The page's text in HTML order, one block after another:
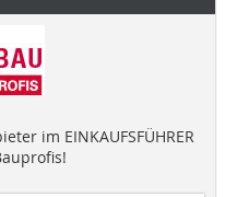
im EINKAUFSFÜHRER